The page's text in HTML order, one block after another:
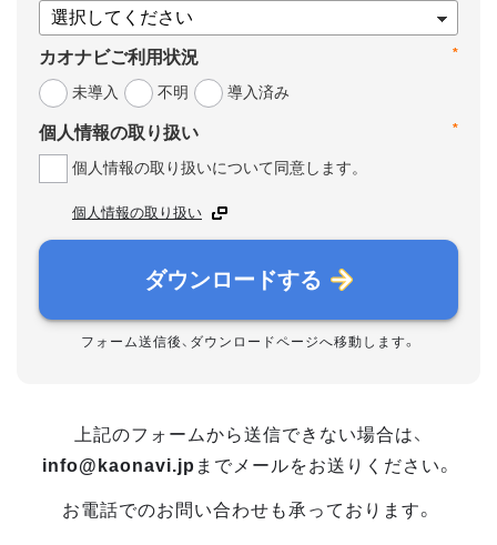
*
カオナビご利用状況
未導入
不明 導入済み
*
個人情報の取り扱い
個人情報の取り扱いについて同意します。
個人情報の取り扱い
ダウンロードする
フォーム送信後、ダウンロードページへ移動します。
上記のフォームから送信できない場合は、
info@kaonavi.jp までメールをお送りください。
お電話でのお問い合わせも承っております。